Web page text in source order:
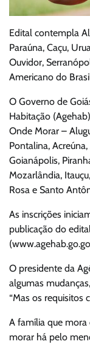
Edital contempla
Paraúna, Caçu,
Ouvidor,
Americano do
O Governo de
Habitação
Onde Morar –
Pontalina,
Goianápolis,
Mozarlândia,
Rosa e Santo
As inscrições
publicação do
O presidente da
algumas
“Mas os requisitos
A família que mora
morar há pelo